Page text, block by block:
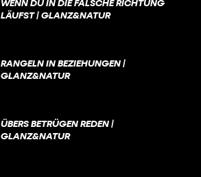
WENN DU IN DIE FALSCHE RICHTUNG
LÄUFST | GLANZ&NATUR
RANGELN IN BEZIEHUNGEN |
GLANZ&NATUR
ÜBERS BETRÜGEN REDEN |
GLANZ&NATUR